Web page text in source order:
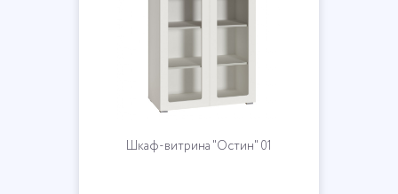
Шкаф-витрина "Остин" 01